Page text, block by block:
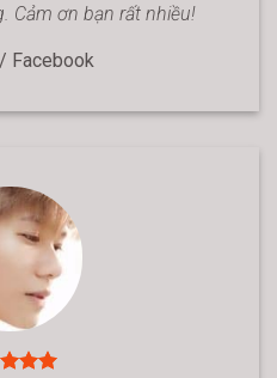
Cảm ơn bạn rất nhiều!
/ Facebook